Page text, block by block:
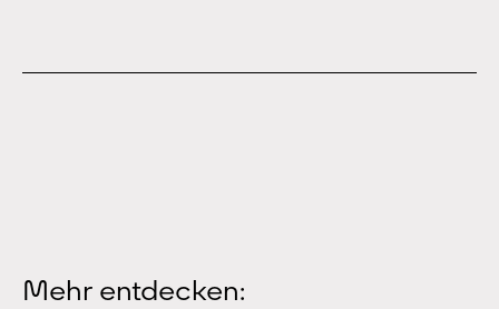
Mehr entdecken: